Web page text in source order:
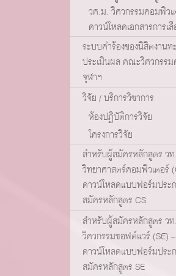
วศ.ม. วิศวกรรมคอมพิว
ดาวน์โหลดเอกสารการเ
ระบบคำร้องของนิสิตงานท
ประเมินผล คณะวิศวกรร
จุฬาฯ
วิจัย / บริการวิชาการ
ห้องปฏิบัติการวิจัย
โครงการวิจัย
สำหรับผู้สมัครหลักสูตร ว
วิทยาศาสตร์คอมพิวเตอร์
ดาวน์โหลดแบบฟอร์มประ
สมัครหลักสูตร CS
สำหรับผู้สมัครหลักสูตร ว
วิศวกรรมซอฟต์แวร์ (SE) –
ดาวน์โหลดแบบฟอร์มประ
สมัครหลักสูตร SE